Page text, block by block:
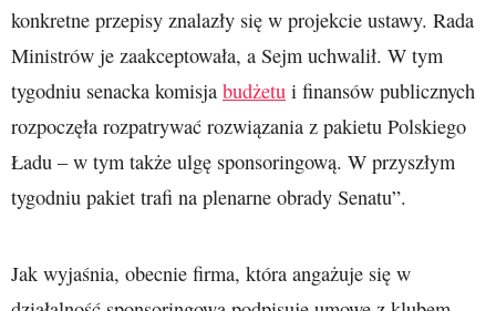
konkretne przepisy znalazły się w projekcie ustawy. Rada
Ministrów je zaakceptowała, a Sejm uchwalił. W tym
tygodniu senacka komisja budżetu i finansów publicznych
rozpoczęła rozpatrywać rozwiązania z pakietu Polskiego
Ładu – w tym także ulgę sponsoringową. W przyszłym
tygodniu pakiet trafi na plenarne obrady Senatu”.
Jak wyjaśnia, obecnie firma, która angażuje się w